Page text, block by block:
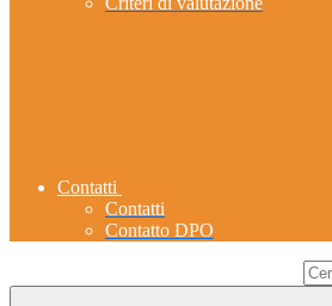
Contatti
Contatti
Contatto DPO